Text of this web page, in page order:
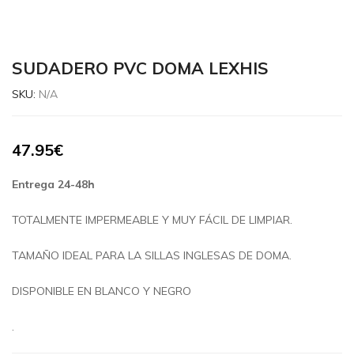
SUDADERO PVC DOMA LEXHIS
SKU: N/A
47.95€
Entrega 24-48h
TOTALMENTE IMPERMEABLE Y MUY FÁCIL DE LIMPIAR.
TAMAÑO IDEAL PARA LA SILLAS INGLESAS DE DOMA.
DISPONIBLE EN BLANCO Y NEGRO
.